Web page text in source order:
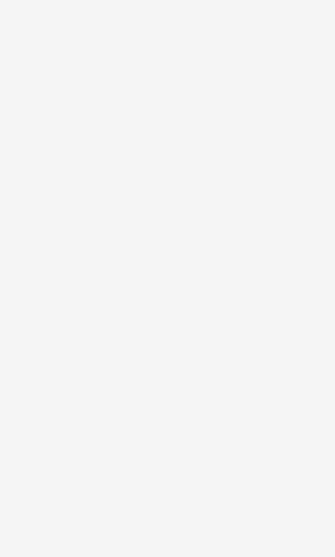
ンスが豊富にある年代です。
といわれるため、50代を迎
生が続いていきます。
にするための恋愛や再婚を
です。
て魅力的な出会いを諦める必
では、新たなパートナーとの
的に行動を始める人も増えて
こそ、お互いを支え合える素
しょう。